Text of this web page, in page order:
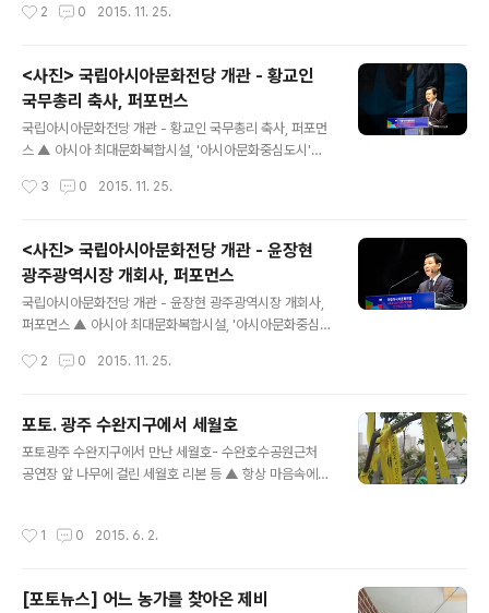
시아문화전당이 25일 공식 개관식을 가졌다. 문재인 새정
화전당 개관식. 좌로부터 윤장현광주시장, 문재인 새정치
민주연합 당대표, 김종덕 문체부 장관, , 황교안 국무총리
ⓒ외침 ▲ 국립아시아문화전당 개관식 후 기자회견을 하
는 문재인 새정치민주연합 당대표 ⓒ외침 ▲ 국립아시아
문화전당 개관식 후 소속 정당 국회의원들과 함께 기자회
aver.com
2 0 2015. 11. 25.
<사진> 국립아시아문화전당 개관 - 황교인
국무총리 축사, 퍼포먼스
국립아시아문화전당 개관 - 황교인 국무총리 축사, 퍼포먼
스 ▲ 아시아 최대문화복합시설, '아시아문화중심도시'를
시아문화전당이 25일 공식 개관식을 가졌다. 황교안 총리
안 총리가 퍼포먼스에 참여하여 "문화융성"이라는 글자를
쓰고 있다.ⓒ외침 ▲ 문화융성 ⓒ외침 like1@naver.co
m
3 0 2015. 11. 25.
<사진> 국립아시아문화전당 개관 - 윤장현
광주광역시장 개회사, 퍼포먼스
국립아시아문화전당 개관 - 윤장현 광주광역시장 개회사,
퍼포먼스 ▲ 아시아 최대문화복합시설, '아시아문화중심도
국립아시아문화전당이 25일 공식 개관식을 가졌다. 이날
중심도시'를 위한 핵심시설' '아시아문화 허브(Hub)' 역활
을 할 국립아시아문화전당이 25일 공식 개관식을 가졌다.
퍼포먼스 행사 ⓒ외침
2 0 2015. 11. 25.
포토. 광주 수완지구에서 세월호
포토광주 수완지구에서 만난 세월호- 수완호수공원근처
공연장 앞 나무에 걸린 세월호 리본 등 ▲ 항상 마음속에
ⓒ외침 like1@naver.com
1 0 2015. 6. 2.
[포토뉴스] 어느 농가를 찾아온 제비